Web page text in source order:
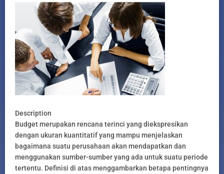
Description
Budget merupakan rencana terinci yang diekspresikan
dengan ukuran kuantitatif yang mampu menjelaskan
bagaimana suatu perusahaan akan mendapatkan dan
menggunakan sumber-sumber yang ada untuk suatu periode
tertentu. Definisi di atas menggambarkan betapa pentingnya